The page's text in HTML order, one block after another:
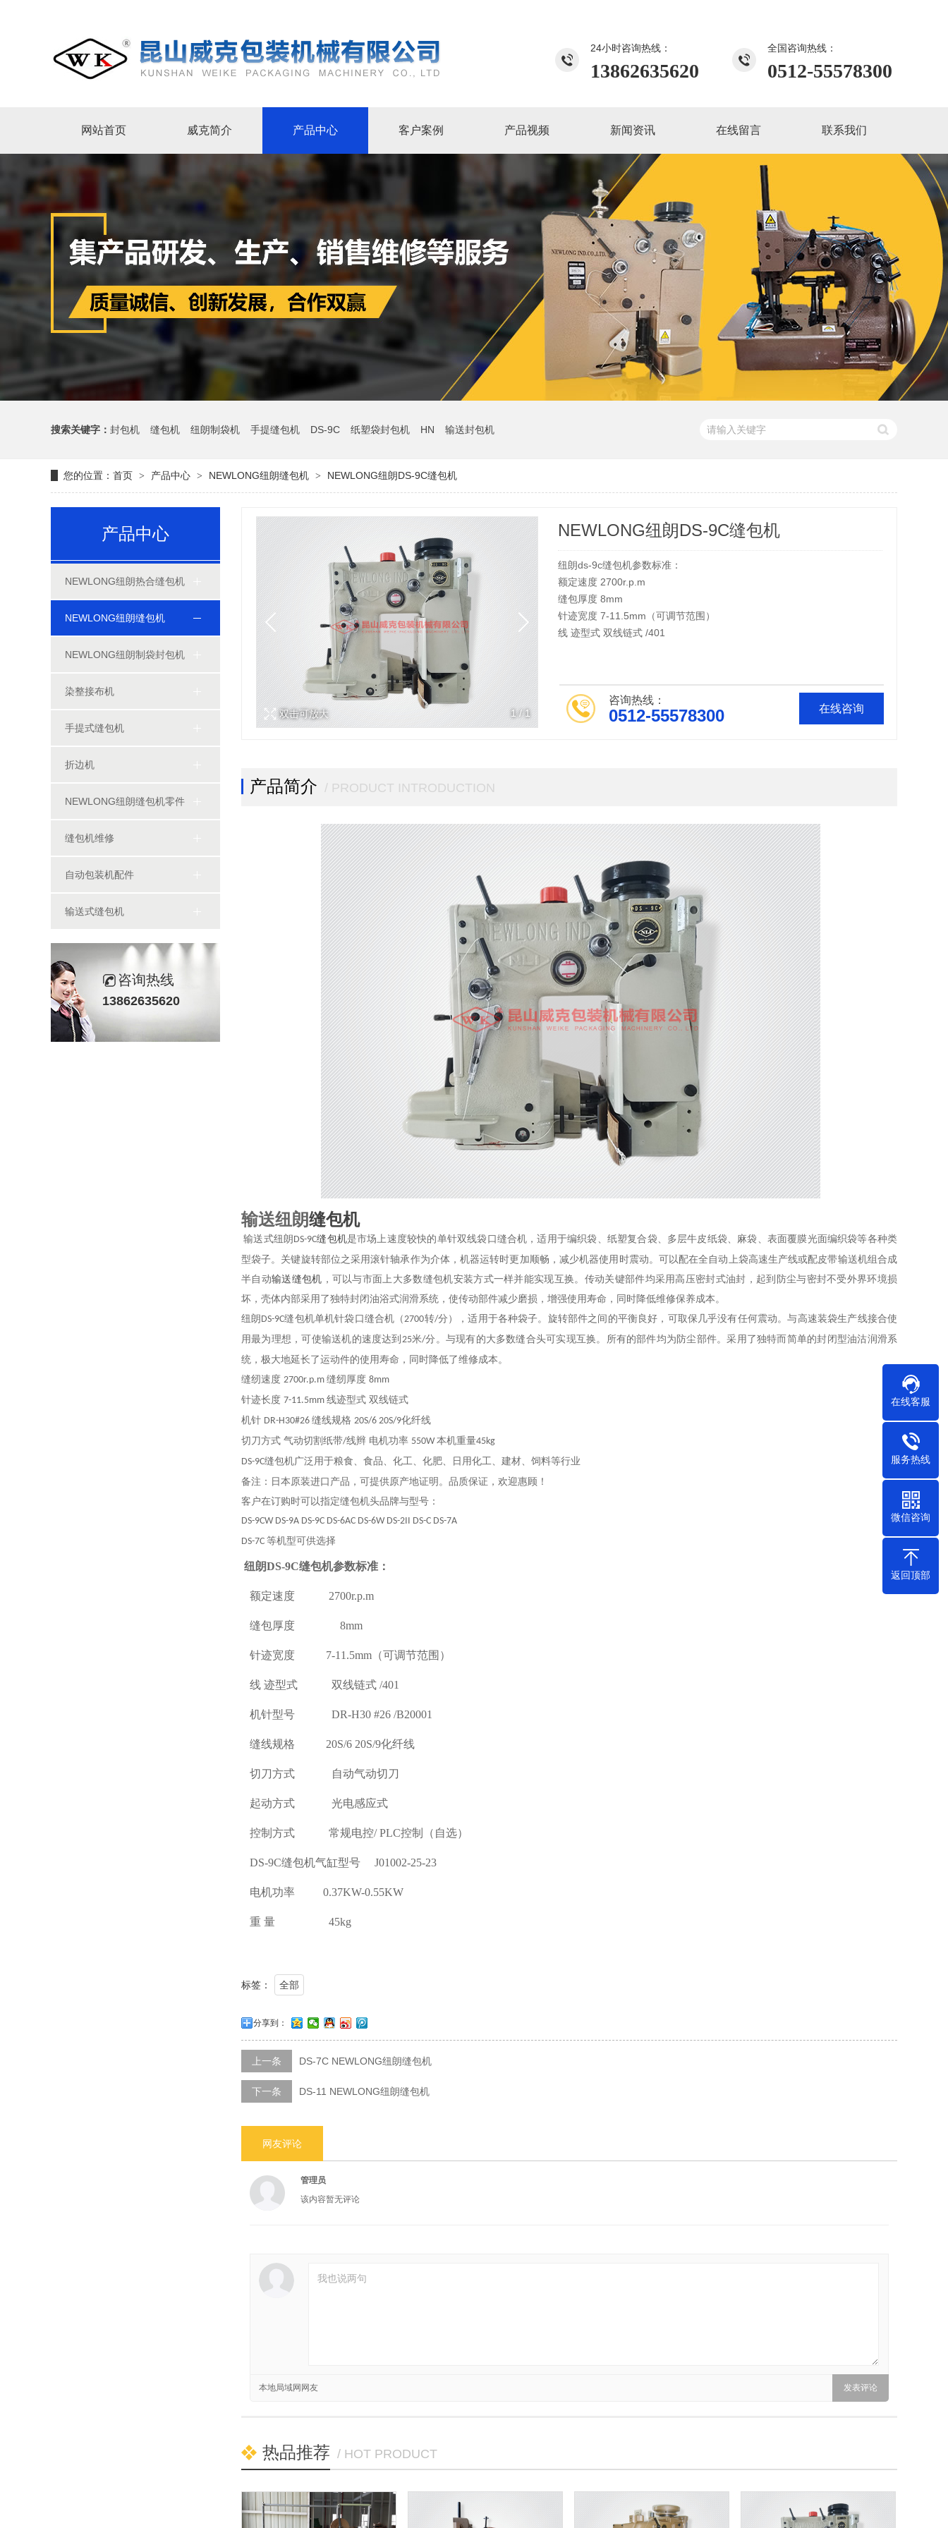
全国咨询热线：
0512-55578300
24小时咨询热线：
13862635620
网站首页 威克简介 产品中心 客户案例 产品视频 新闻资讯 在线留言 联系我们
搜索关键字： 封包机 缝包机 纽朗制袋机 手提缝包机 DS-9C 纸塑袋封包机 HN 输送封包机
您的位置： 首页 > 产品中心 > NEWLONG纽朗缝包机 > NEWLONG纽朗DS-9C缝包机
产品中心
NEWLONG纽朗热合缝包机
NEWLONG纽朗缝包机
NEWLONG纽朗制袋封包机
染整接布机
手提式缝包机
折边机
NEWLONG纽朗缝包机零件
缝包机维修
自动包装机配件
输送式缝包机
咨询热线
13862635620
1/1
双击可放大
NEWLONG纽朗DS-9C缝包机
纽朗ds-9c缝包机参数标准：
额定速度 2700r.p.m
缝包厚度 8mm
针迹宽度 7-11.5mm（可调节范围）
线 迹型式 双线链式 /401
在线咨询
咨询热线：
0512-55578300
产品简介 / PRODUCT INTRODUCTION
输送纽朗缝包机
输送式纽朗 DS-9C缝包机是市场上速度较快的单针双线袋口缝合机，适用于编织袋、纸塑复合袋、多层牛皮纸袋、麻袋、表面覆膜光面编织袋等各种类
型袋子。关键旋转部位之采用滚针轴承作为介体，机器运转时更加顺畅，减少机器使用时震动。可以配在全自动上袋高速生产线或配皮带输送机组合成
半自动输送缝包机 ，可以与市面上大多数缝包机安装方式一样并能实现互换。传动关键部件均采用高压密封式油封，起到防尘与密封不受外界环境损
坏，壳体内部采用了独特封闭油浴式润滑系统，使传动部件减少磨损，增强使用寿命，同时降低维修保养成本。
纽朗 DS-9C缝包机单机针袋口缝合机（2700转/分），适用于各种袋子。旋转部件之间的平衡良好，可取保几乎没有任何震动。与高速装袋生产线接合使
用最为理想，可使输送机的速度达到 25米/分。与现有的大多数缝合头可实现互换。所有的部件均为防尘部件。采用了独特而简单的封闭型油沽润滑系
统，极大地延长了运动件的使用寿命，同时降低了维修成本。
缝纫速度 2700r.p.m 缝纫厚度 8mm
针迹长度 7-11.5mm 线迹型式 双线链式
机针 DR-H30#26 缝线规格 20S/6 20S/9化纤线
切刀方式 气动切割纸带/线辫 电机功率 550W本机重量45kg
DS-9C缝包机广泛用于粮食、食品、化工、化肥、日用化工、建材、饲料等行业
备注：日本原装进口 产品 ，可提供原产地证明。品质保证，欢迎惠顾！
客户在订购时可以指定缝包机头品牌与型号：
DS-9CW DS-9A DS-9C DS-6AC DS-6W DS-2II DS-C DS-7A
DS-7C 等机型可供选择
纽朗DS-9C缝包机参数标准：
额定速度 2700r.p.m
缝包厚度 8mm
针迹宽度 7-11.5mm（可调节范围）
线 迹型式 双线链式 /401
机针型号 DR-H30 #26 /B20001
缝线规格 20S/6 20S/9化纤线
切刀方式 自动气动切刀
起动方式 光电感应式
控制方式 常规电控/ PLC控制（自选）
DS-9C缝包机气缸型号 J01002-25-23
电机功率 0.37KW-0.55KW
重 量 45kg
标签： 全部
分享到：
上一条 DS-7C NEWLONG纽朗缝包机
下一条 DS-11 NEWLONG纽朗缝包机
网友评论
管理员
该内容暂无评论
本地局域网网友
热品推荐 / HOT PRODUCT
在线客服
服务热线
微信咨询
返回顶部